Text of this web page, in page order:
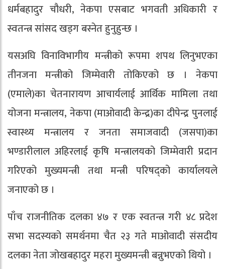
धर्मबहादुर चौधरी, नेकपा एसबाट भगवती अधिकारी र
स्वतन्त्र सांसद खड्ग बस्नेत हुनुहुन्छ ।
यसअघि विनाविभागीय मन्त्रीको रूपमा शपथ लिनुभएका
तीनजना मन्त्रीको जिम्मेवारी तोकिएको छ । नेकपा
(एमाले)का चेतनारायण आचार्यलाई आर्थिक मामिला तथा
योजना मन्त्रालय, नेकपा (माओवादी केन्द्र)का दीपेन्द्र पुनलाई
स्वास्थ्य मन्त्रालय र जनता समाजवादी (जसपा)का
भण्डारीलाल अहिरलाई कृषि मन्त्रालयको जिम्मेवारी प्रदान
गरिएको मुख्यमन्त्री तथा मन्त्री परिषद्को कार्यालयले
जनाएको छ ।
पाँच राजनीतिक दलका ४७ र एक स्वतन्त्र गरी ४८ प्रदेश
सभा सदस्यको समर्थनमा चैत २३ गते माओवादी संसदीय
दलका नेता जोखबहादुर महरा मुख्यमन्त्री बन्नुभएको थियो ।